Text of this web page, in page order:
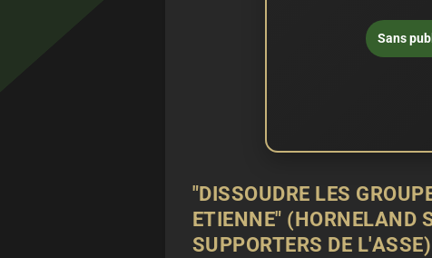
Sans
"DISSOUDRE LES
ETIENNE" (HORNELAND
SUPPORTERS DE L'ASSE)